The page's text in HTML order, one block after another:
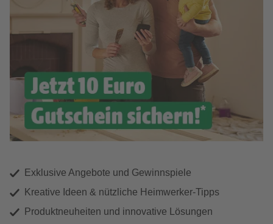
Exklusive Angebote und Gewinnspiele
Kreative Ideen & nützliche Heimwerker-Tipps
Produktneuheiten und innovative Lösungen